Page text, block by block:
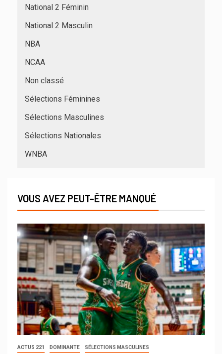
National 2 Féminin
National 2 Masculin
NBA
NCAA
Non classé
Sélections Féminines
Sélections Masculines
Sélections Nationales
WNBA
VOUS AVEZ PEUT-ÊTRE MANQUÉ
ACTUS 221 DOMINANTE
SÉLECTIONS MASCULINES